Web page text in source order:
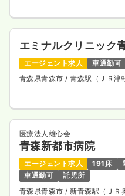
エミナルクリニック
エージェント求人
車通勤可
青森県青森市/ 青森駅（ＪＲ津
医療法人雄心会
青森新都市病院
エージェント求人 191床
車通勤可
託児所
青森県青森市 / 新青森駅（ＪＲ